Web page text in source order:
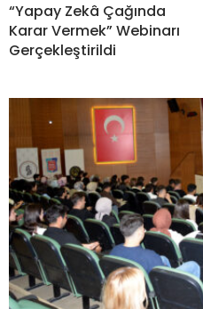
“Yapay Zekâ Çağında
Karar Vermek” Webinarı
Gerçekleştirildi